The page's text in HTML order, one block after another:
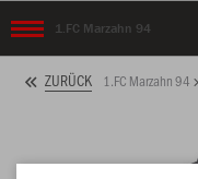
1.FC Marzahn 94
ZURÜCK 1.FC Marzahn 94